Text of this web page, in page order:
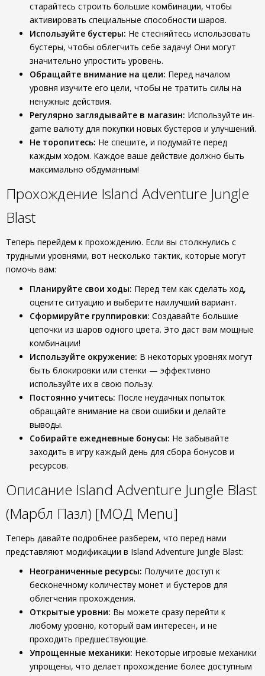
старайтесь строить большие комбинации, чтобы
активировать специальные способности шаров.
Используйте бустеры: Не стесняйтесь использовать
бустеры, чтобы облегчить себе задачу! Они могут
значительно упростить уровень.
Обращайте внимание на цели: Перед началом
уровня изучите его цели, чтобы не тратить силы на
ненужные действия.
Регулярно заглядывайте в магазин: Используйте ин-
game валюту для покупки новых бустеров и улучшений.
Не торопитесь: Не спешите, и подумайте перед
каждым ходом. Каждое ваше действие должно быть
максимально обдуманным!
Прохождение Island Adventure Jungle
Blast
Теперь перейдем к прохождению. Если вы столкнулись с
трудными уровнями, вот несколько тактик, которые могут
помочь вам:
Планируйте свои ходы: Перед тем как сделать ход,
оцените ситуацию и выберите наилучший вариант.
Сформируйте группировки: Создавайте большие
цепочки из шаров одного цвета. Это даст вам мощные
комбинации!
Используйте окружение: В некоторых уровнях могут
быть блокировки или стенки — эффективно
используйте их в свою пользу.
Постоянно учитесь: После неудачных попыток
обращайте внимание на свои ошибки и делайте
выводы.
Собирайте ежедневные бонусы: Не забывайте
заходить в игру каждый день для сбора бонусов и
ресурсов.
Описание Island Adventure Jungle Blast
(Марбл Пазл) [МОД Menu]
Теперь давайте подробнее разберем, что перед нами
представляют модификации в Island Adventure Jungle Blast:
Неограниченные ресурсы: Получите доступ к
бесконечному количеству монет и бустеров для
облегчения прохождения.
Открытые уровни: Вы можете сразу перейти к
любому уровню, который вам интересен, и не
проходить предшествующие.
Упрощенные механики: Некоторые игровые механики
упрощены, что делает прохождение более доступным